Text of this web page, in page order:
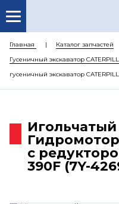
Главная Каталог запчастей
Гусеничный экскаватор
гусеничный экскаватор
с
390F (7Y-